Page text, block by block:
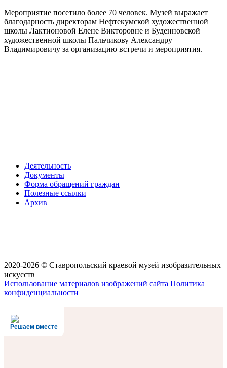
Мероприятие посетило более 70 человек. Музей выражает
благодарность директорам Нефтекумской художественной
школы Лактионовой Елене Викторовне и Буденновской
художественной школы Пальчикову Александру
Владимировичу за организацию встречи и мероприятия.
Деятельность
Документы
Форма обращений граждан
Полезные ссылки
Архив
2020-2026 © Ставропольский краевой музей изобразительных
искусств
Использование материалов изображений сайта Политика
конфиденциальности
Решаем вместе